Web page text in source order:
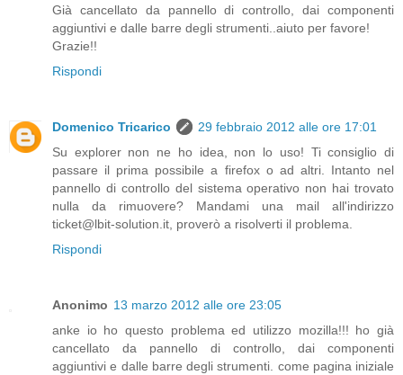
Già cancellato da pannello di controllo, dai componenti
aggiuntivi e dalle barre degli strumenti..aiuto per favore!
Grazie!!
Rispondi
Domenico Tricarico
29 febbraio 2012 alle ore 17:01
Su explorer non ne ho idea, non lo uso! Ti consiglio di
passare il prima possibile a firefox o ad altri. Intanto nel
pannello di controllo del sistema operativo non hai trovato
nulla da rimuovere? Mandami una mail all'indirizzo
ticket@lbit-solution.it, proverò a risolverti il problema.
Rispondi
Anonimo 13 marzo 2012 alle ore 23:05
anke io ho questo problema ed utilizzo mozilla!!! ho già
cancellato da pannello di controllo, dai componenti
aggiuntivi e dalle barre degli strumenti. come pagina iniziale